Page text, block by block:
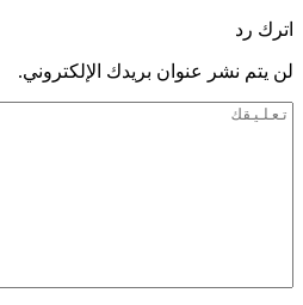
اترك رد
لن يتم نشر عنوان بريدك الإلكتروني.